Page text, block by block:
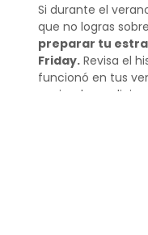
Si durante el
que no logras
preparar tu
Friday.Revisa el
funcionó en tus
noviembre y